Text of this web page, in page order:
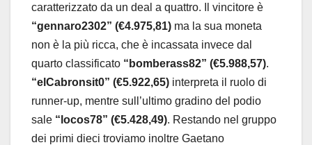
caratterizzato da un deal a quattro. Il vincitore è
“gennaro2302” (€4.975,81) ma la sua moneta
non è la più ricca, che è incassata invece dal
quarto classificato “bomberass82” (€5.988,57).
“elCabronsit0” (€5.922,65) interpreta il ruolo di
runner-up, mentre sull’ultimo gradino del podio
sale “locos78” (€5.428,49). Restando nel gruppo
dei primi dieci troviamo inoltre Gaetano